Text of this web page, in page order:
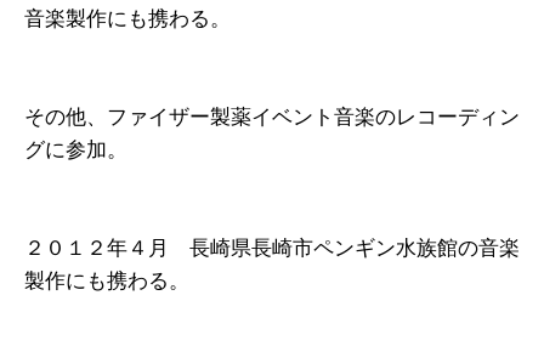
音楽製作にも携わる。
その他、ファイザー製薬イベント音楽のレコーディン
グに参加。
２０１２年４月 長崎県長崎市ペンギン水族館の音楽
製作にも携わる。